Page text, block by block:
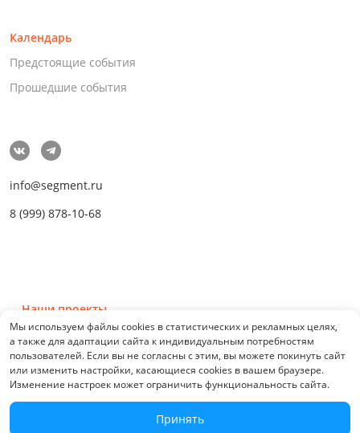
Календарь
Предстоящие события
Прошедшие события
info@segment.ru
8 (999) 878-10-68
Наши проекты
© 2026 СЕГМЕНТ. Все права защищены. 0.21076
Мы используем файлы cookies в статистических и рекламных целях,
а также для адаптации сайта к индивидуальным потребностям
пользователей. Если вы не согласны с этим, вы можете покинуть сайт
или изменить настройки, касающиеся cookies в вашем браузере.
Изменение настроек может ограничить функциональность сайта.
Принять